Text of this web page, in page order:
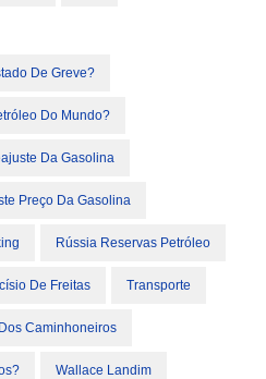
De Greve?
Do Mundo?
Da Gasolina
Preço Da Gasolina
Rússia Reservas Petróleo
De Freitas Transporte
Caminhoneiros
Wallace Landim